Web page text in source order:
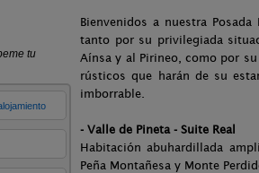
Bienvenidos a nuestra
tanto por su privilegiada
Aínsa y al Pirineo, como por
rústicos que harán de su
imborrable.
- Valle de Pineta - Suite Real
Habitación abuhardillada
Peña Montañesa y Monte